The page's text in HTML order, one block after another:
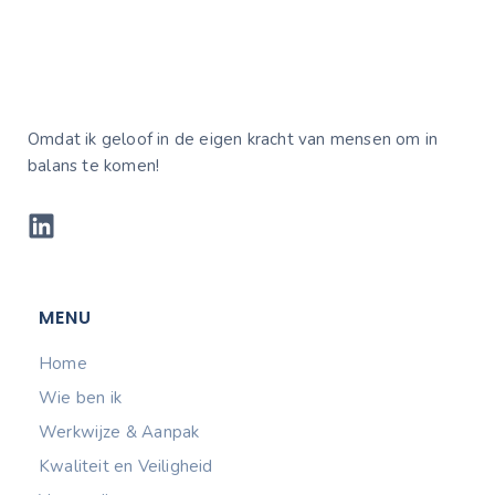
Omdat ik geloof in de eigen kracht van mensen om in
balans te komen!
MENU
Home
Wie ben ik
Werkwijze & Aanpak
Kwaliteit en Veiligheid